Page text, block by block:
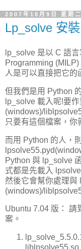
2007年10月9日 星期二
Lp_solve 安裝
lp_solve 是以 C 語
Programming
人是可以直接把它的
但我們是用 Python
lp_solve 載入呢!要
(windows)/
只要有這個檔案，你
而用 Python 的人，
Python 與 lp_solve
式都是先載入
然後它會幫你處理與
(windows)/
Ubuntu 7.04 版： 請
案。